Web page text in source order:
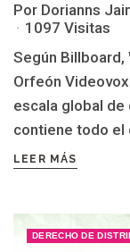
Por Dorianns
1097 Visitas
Según Billboard,
Orfeón
escala global
contiene todo el
LEER MÁS
DERECHO DE